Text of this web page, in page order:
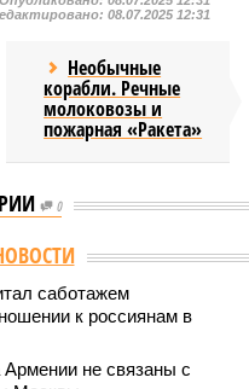
08.07.2025 12:31
Необычные
корабли. Речные
молоковозы и
пожарная «Ракета»
0
сотни лет, но этого никогда не
никогда не будет